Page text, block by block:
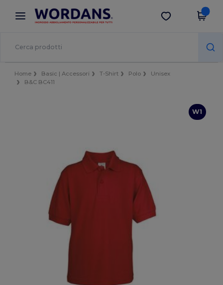
× App Wordans
Prezzi migliori sull'app!
Scarica app
Home Basic | Accessori T-Shirt Polo
Unisex
B&C BC411
W1